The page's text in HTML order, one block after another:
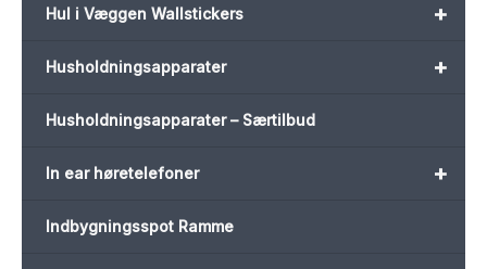
+
Hul i Væggen Wallstickers
+
Husholdningsapparater
Husholdningsapparater – Særtilbud
+
In ear høretelefoner
Indbygningsspot Ramme